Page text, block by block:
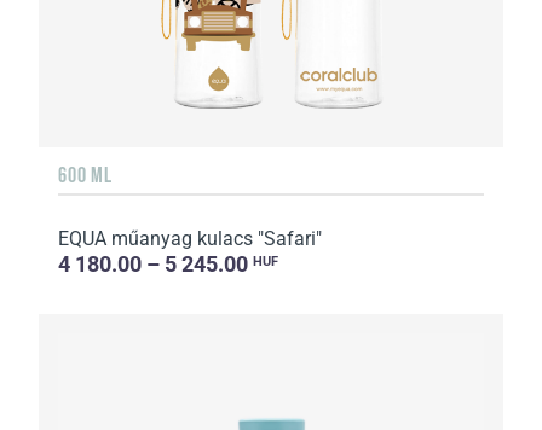
600 ML
EQUA műanyag kulacs "Safari"
4 180.00 – 5 245.00 HUF